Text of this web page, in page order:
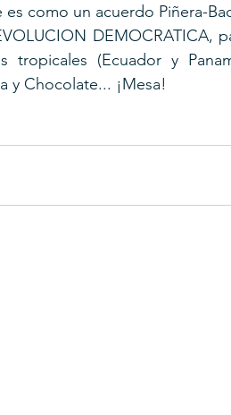
como un acuerdo Piñera-
tropicales (Ecuador y
y Chocolate... ¡Mesa!